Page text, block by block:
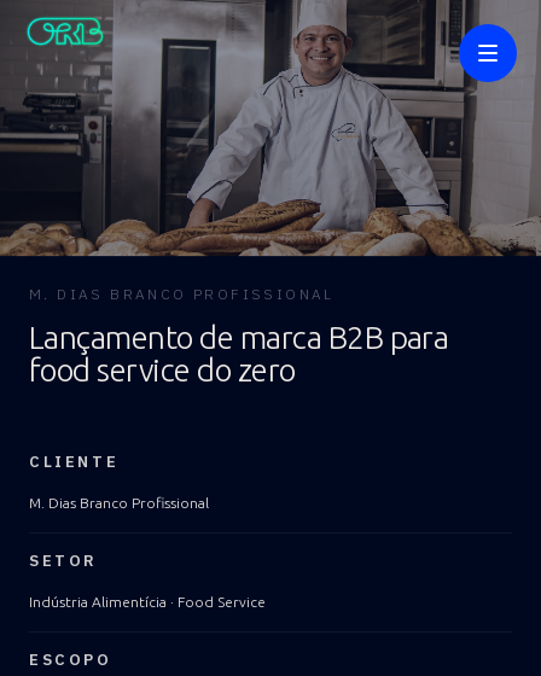
M. DIAS BRANCO PROFISSIONAL
Lançamento de marca B2B para
food service do zero
CLIENTE
M. Dias Branco Profissional
SETOR
Indústria Alimentícia · Food Service
ESCOPO